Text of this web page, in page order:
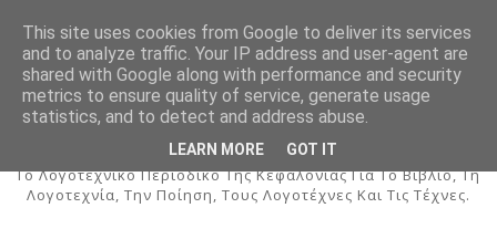
ΚΕΦΑΛΟΣ
To Λογοτεχνικό Περιοδικό Της Κεφαλονιάς Για Το Βιβλίο, Τη
Λογοτεχνία, Την Ποίηση, Τους Λογοτέχνες Και Τις Τέχνες.
This site uses cookies from Google to deliver its services
and to analyze traffic. Your IP address and user-agent are
shared with Google along with performance and security
metrics to ensure quality of service, generate usage
statistics, and to detect and address abuse.
LEARN MORE GOT IT